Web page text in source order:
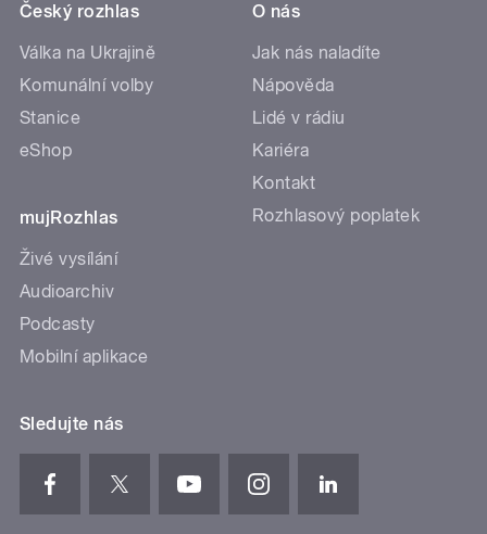
Český rozhlas
Válka na Ukrajině
Komunální volby
Stanice
eShop
mujRozhlas
Živé vysílání
Audioarchiv
Podcasty
Mobilní aplikace
O nás
Jak nás naladíte
Nápověda
Lidé v rádiu
Kariéra
Kontakt
Rozhlasový poplatek
Sledujte nás